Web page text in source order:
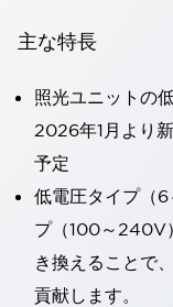
主な特長
照光ユニットの
2026年1月より
予定
低電圧タイプ（
プ（100～240V
き換えることで
貢献します。